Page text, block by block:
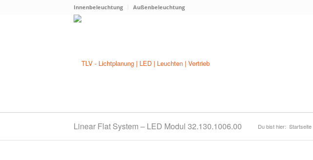
Innenbeleuchtung Außenbeleuchtung
Linear Flat System – LED Modul 32.130.1006.00 Du bist hier: Startseite